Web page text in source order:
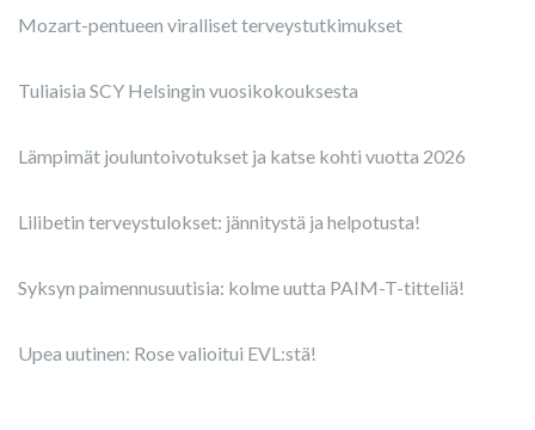
Mozart-pentueen viralliset terveystutkimukset
Tuliaisia SCY Helsingin vuosikokouksesta
Lämpimät jouluntoivotukset ja katse kohti vuotta 2026
Lilibetin terveystulokset: jännitystä ja helpotusta!
Syksyn paimennusuutisia: kolme uutta PAIM-T-titteliä!
Upea uutinen: Rose valioitui EVL:stä!